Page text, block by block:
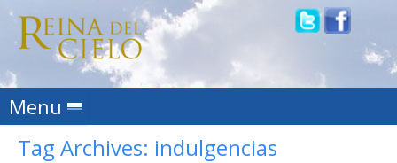
Menu Skip to content
Tag Archives: indulgencias